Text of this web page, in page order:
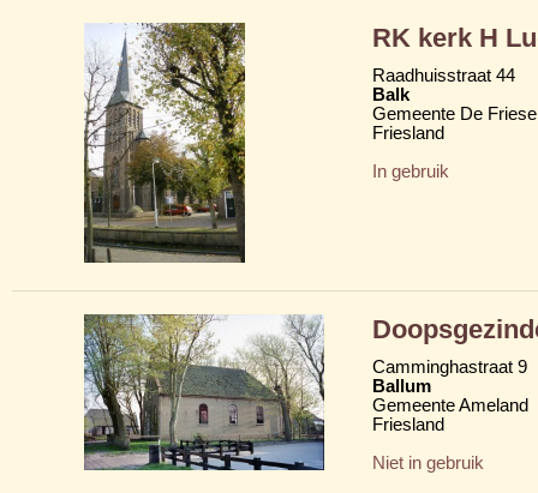
RK kerk H
Raadhuisstraat 44
Balk
Gemeente De
Friesland
In gebruik
Camminghastraat 9
Ballum
Gemeente Ameland
Friesland
Niet in gebruik